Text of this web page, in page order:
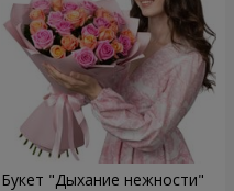
Букет "Дыхание нежности"